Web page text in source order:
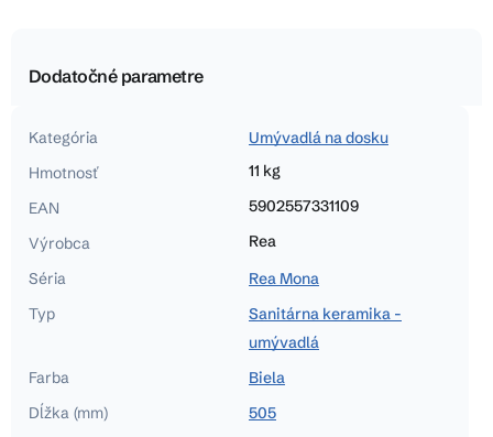
Dodatočné parametre
Kategória
Umývadlá na dosku
Hmotnosť
11 kg
EAN
5902557331109
Výrobca
Rea
Séria
Rea Mona
Typ
Sanitárna keramika -
umývadlá
Farba
Biela
Dĺžka (mm)
505